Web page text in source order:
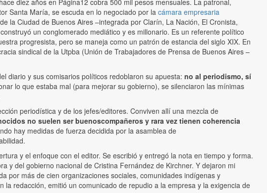
diez años en Página12 cobra 500 mil pesos mensuales. La patronal,
Santa María, se escuda en lo negociado por la cámara empresaria
la Ciudad de Buenos Aires –integrada por Clarín, La Nación, El Cronista,
un conglomerado mediático y es millonario. Es un referente político
progresista, pero se maneja como un patrón de estancia del siglo XIX. En
sindical de la Utpba (Unión de Trabajadores de Prensa de Buenos Aires –
diario y sus comisarios políticos redoblaron su apuesta: no al periodismo, sí
lo que estaba mal (para mejorar su gobierno), se silenciaron las mínimas
periodística y de los jefes/editores. Conviven allí una mezcla de
no suelen ser buenoscompañeros y rara vez tienen coherencia
hay medidas de fuerza decidida por la asamblea de
y el enfoque con el editor. Se escribió y entregó la nota en tiempo y forma.
y del gobierno nacional de Cristina Fernández de Kirchner. Y dejaron mi
por más de cien organizaciones sociales, comunidades indígenas y
la redacción, emitió un comunicado de repudio a la empresa y la exigencia de